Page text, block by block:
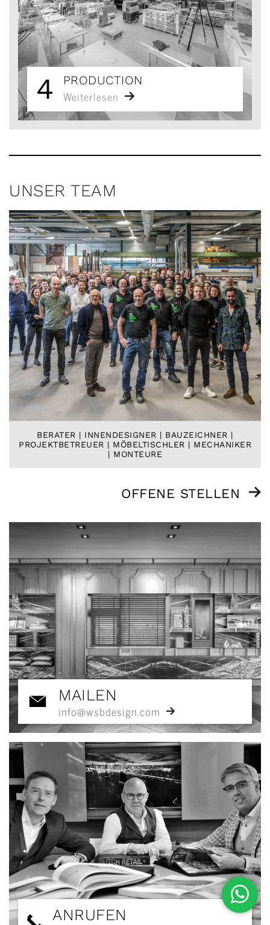
4 PRODUCTION
Weiterlesen
UNSER TEAM
BERATER | INNENDESIGNER | BAUZEICHNER |
PROJEKTBETREUER | MÖBELTISCHLER | MECHANIKER
| MONTEURE
OFFENE STELLEN
MAILEN
info@wsbdesign.com
ANRUFEN